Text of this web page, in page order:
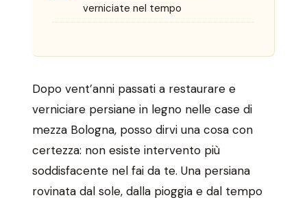
verniciate nel tempo
Dopo vent’anni passati a restaurare e
verniciare persiane in legno nelle case di
mezza Bologna, posso dirvi una cosa con
certezza: non esiste intervento più
soddisfacente nel fai da te. Una persiana
rovinata dal sole, dalla pioggia e dal tempo